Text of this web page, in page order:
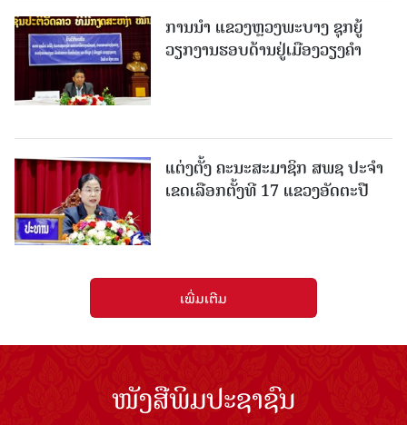
ການນຳ ແຂວງຫຼວງພະບາງ ຊຸກຍູ້
ວຽກງານຮອບດ້ານຢູ່ເມືອງວຽງຄໍາ
ແຕ່ງຕັ້ງ ຄະນະສະມາຊິກ ສພຊ ປະຈຳ
ເຂດເລືອກຕັ້ງທີ 17 ແຂວງອັດຕະປື
ເພີ່ມເຕີມ
ໜັງສືພິມປະຊາຊົນ